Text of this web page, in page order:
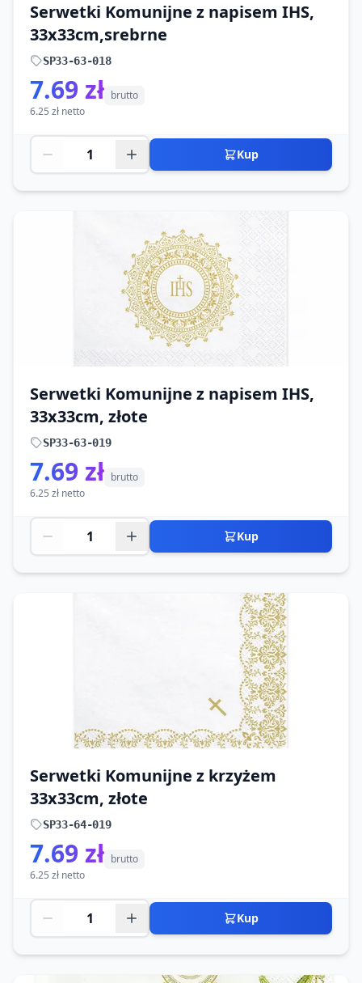
Serwetki Komunijne z napisem IHS,
33x33cm,srebrne
SP33-63-018
7.69 zł brutto
6.25 zł netto
Kup
Serwetki Komunijne z napisem IHS,
33x33cm, złote
SP33-63-019
7.69 zł brutto
6.25 zł netto
Kup
Serwetki Komunijne z krzyżem
33x33cm, złote
SP33-64-019
7.69 zł brutto
6.25 zł netto
Kup